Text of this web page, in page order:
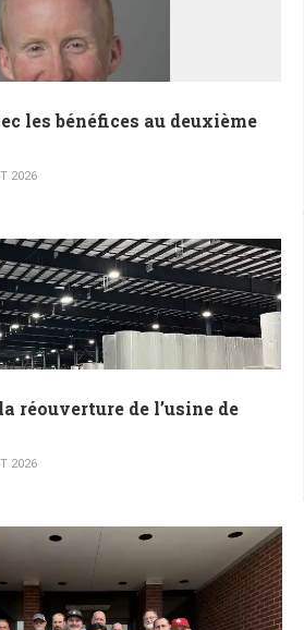
les bénéfices au deuxième
2026
réouverture de l’usine de
2026